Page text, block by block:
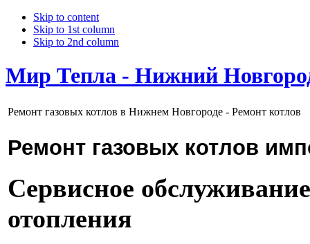
Skip to content
Skip to 1st column
Skip to 2nd column
Мир Тепла - Нижний
Ремонт газовых котлов в Нижнем Новгороде - Ремонт котлов
Ремонт газовых котлов
Сервисное
отопления